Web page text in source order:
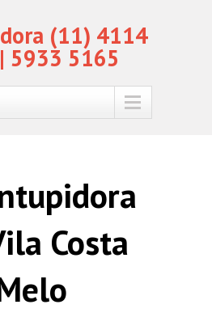
(11) 4114
5933 5165
Costa